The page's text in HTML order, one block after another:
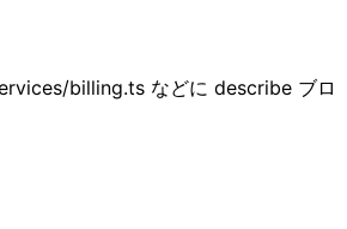
billing.ts などに describe ブロ